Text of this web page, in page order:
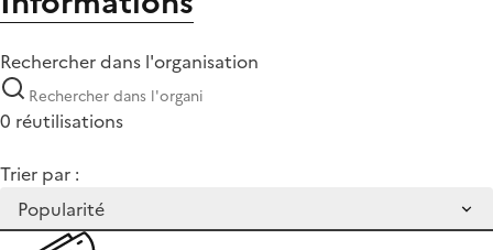
Rechercher dans l'organisation
0 réutilisations
Trier par :